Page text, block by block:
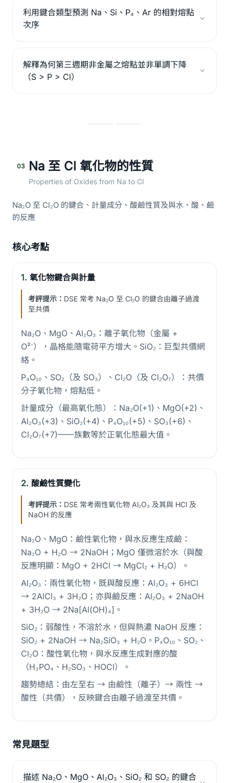
利用鍵合類型預測 Na、Si、P₄、Ar 的相對熔點
次序
解釋為何第三週期非金屬之熔點並非單調下降
（S > P > Cl）
03 Na 至 Cl 氧化物的性質
Properties of Oxides from Na to Cl
Na₂O 至 Cl₂O 的鍵合、計量成分、酸鹼性質及與水、酸、鹼
的反應
核心考點
1. 氧化物鍵合與計量
考評提示： DSE 常考 Na₂O 至 Cl₂O 的鍵合由離子過渡
至共價
Na₂O、MgO、Al₂O₃：離子氧化物（金屬 +
O²⁻），晶格能隨電荷平方增大。SiO₂：巨型共價網
絡。
P₄O₁₀、SO₂（及 SO₃）、Cl₂O（及 Cl₂O₇）：共價
分子氧化物，熔點低。
計量成分（最高氧化態）：Na₂O(+1)、MgO(+2)、
Al₂O₃(+3)、SiO₂(+4)、P₄O₁₀(+5)、SO₃(+6)、
Cl₂O₇(+7)——族數等於正氧化態最大值。
2. 酸鹼性質變化
考評提示： DSE 常考兩性氧化物 Al₂O₃ 及其與 HCl 及
NaOH 的反應
Na₂O、MgO：鹼性氧化物，與水反應生成鹼：
Na₂O + H₂O → 2NaOH；MgO 僅微溶於水（與酸
反應明顯：MgO + 2HCl → MgCl₂ + H₂O）。
Al₂O₃：兩性氧化物，既與酸反應：Al₂O₃ + 6HCl
→ 2AlCl₃ + 3H₂O；亦與鹼反應：Al₂O₃ + 2NaOH
+ 3H₂O → 2Na[Al(OH)₄]。
SiO₂：弱酸性，不溶於水，但與熱濃 NaOH 反應：
SiO₂ + 2NaOH → Na₂SiO₃ + H₂O。P₄O₁₀、SO₂、
Cl₂O：酸性氧化物，與水反應生成對應的酸
（H₃PO₄、H₂SO₃、HOCl）。
趨勢總結：由左至右 → 由鹼性（離子）→ 兩性 →
酸性（共價），反映鍵合由離子過渡至共價。
常見題型
描述 Na₂O、MgO、Al₂O₃、SiO₂ 和 SO₂ 的鍵合